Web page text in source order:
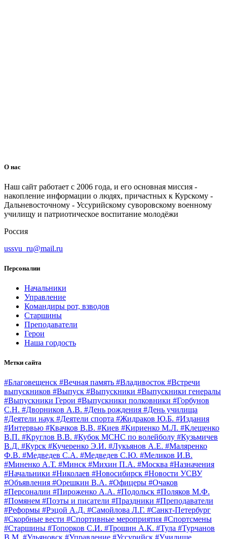
О нас
Наш сайт работает с 2006 года, и его основная миссия -
накопление информации о людях, причастных к Курскому -
Дальневосточному - Уссурийскому суворовскому военному
училищу и патриотическое воспитание молодёжи
Россия
ussvu_ru@mail.ru
Персоналии
Начальники
Управление
Командиры рот, взводов
Старшины
Преподаватели
Герои
Наша гордость
Метки сайта
#Благовещенск #Вечная память #Владивосток #Встречи
выпускников #Выпуск #Выпускники #Выпускники генералы
#Выпускники Герои #Выпускники полковники #Горбунов
С.Н. #Дворников А.В. #День рождения #День училища
#Деятели наук #Деятели спорта #Жидраков Ю.Б. #Издания
#Интервью #Квачков В.В. #Киев #Кириенко М.Л. #Клещенко
В.П. #Круглов В.В. #Кубок МСНС по волейболу #Кузьмичев
В.Д. #Курск #Кучеренко Э.И. #Лукьянов А.Е. #Маляренко
Ф.В. #Медведев С.А. #Медведев С.Ю. #Меликов И.В.
#Миненко А.Т. #Минск #Михин П.А. #Москва #Назначения
#Начальники #Николаев #Новосибирск #Новости УСВУ
#Объявления #Орешкин В.А. #Офицеры #Очаков
#Персоналии #Пироженко А.А. #Подольск #Поляков М.Ф.
#Помянем #Поэты и писатели #Праздники #Преподаватели
#Реформы #Рэцой А.Д. #Самойлова Л.Г. #Санкт-Петербург
#Скорбные вести #Спортивные мероприятия #Спортсмены
#Старшины #Топорков С.И. #Трошин А.К. #Тула #Турчанов